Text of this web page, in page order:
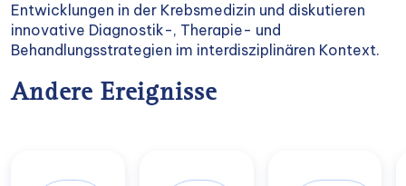
Entwicklungen in der Krebsmedizin und diskutieren
innovative Diagnostik-, Therapie- und
Behandlungsstrategien im interdisziplinären Kontext.
Andere Ereignisse